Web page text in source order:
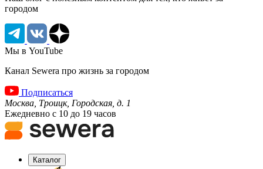
городом
Мы в YouTube
Канал Sewera про жизнь за городом
Подписаться
Москва, Троицк, Городская, д. 1
Ежедневно с 10 до 19 часов
Каталог